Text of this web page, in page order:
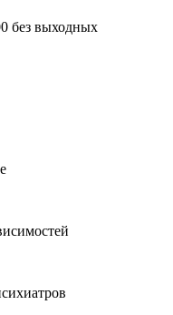
без выходных